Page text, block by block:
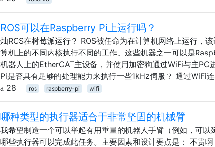
ROS可以在Raspberry Pi上运行吗？
灿ROS在树莓派运行？ ROS被任命为在计算机网络上运行，
算机上的不同内核执行不同的工作。这些机器之一可以是
机器人上的EtherCAT主设备，并使用加密狗通过WiFi与主PC
Pi是否具有足够的处理能力来执行一些1kHz伺服？ 通过WiFi
28
ros raspberry-pi wifi
哪种类型的执行器适合于非常坚固的机械臂
我希望制造一个可以举起有用重量的机器人手臂（例如，可
哪些执行器可以完成此任务。主要因素和设计要点是： 不贵